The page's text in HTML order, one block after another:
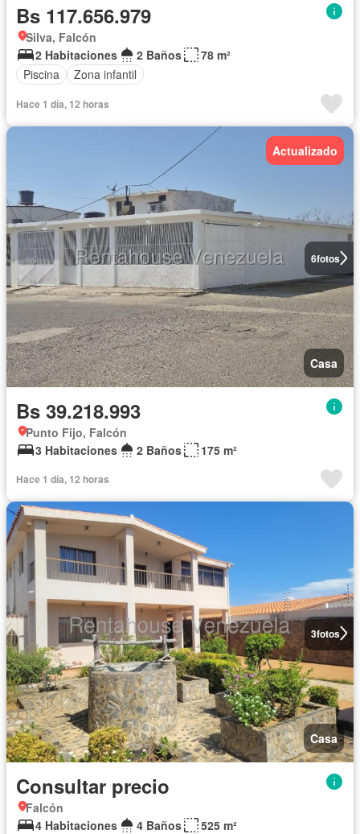
Bs 117.656.979
Silva, Falcón
2 Habitaciones
2 Baños
78 m²
Piscina
Zona infantil
Hace 1 día, 12 horas
6fotos
Actualizado
Casa
Bs 39.218.993
Punto Fijo, Falcón
3 Habitaciones
2 Baños 175 m²
Hace 1 día, 12 horas
3fotos
Casa
Consultar precio
Falcón
4 Habitaciones
4 Baños 525 m²